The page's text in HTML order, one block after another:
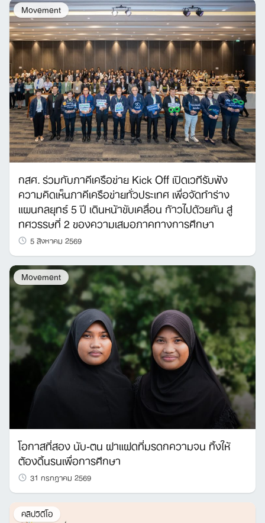
Movement
กสศ. ร่วมกับภาคีเครือข่าย Kick Off เปิดเวทีรับฟัง
ความคิดเห็นภาคีเครือข่ายทั่วประเทศ เพื่อจัดทำร่าง
แผนกลยุทธ์ 5 ปี เดินหน้าขับเคลื่อน ก้าวไปด้วยกัน สู่
ทศวรรษที่ 2 ของความเสมอภาคทางการศึกษา
5 สิงหาคม 2569
Movement
โอกาสที่สอง นับ-ตน ฝาแฝดที่มรดกความจน ทิ้งให้
ต้องดิ้นรนเพื่อการศึกษา
31 กรกฎาคม 2569
คลิปวิดีโอ